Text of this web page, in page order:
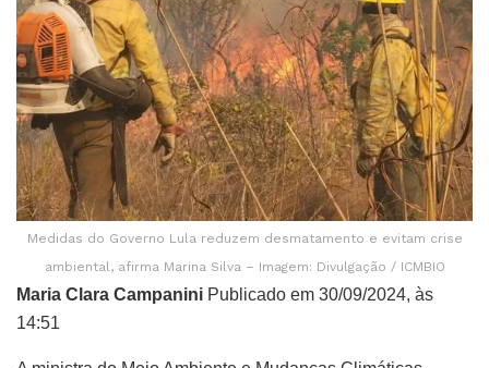
Medidas do Governo Lula reduzem desmatamento e evitam crise
ambiental, afirma Marina Silva – Imagem: Divulgação / ICMBIO
Maria Clara Campanini Publicado em 30/09/2024, às
14:51